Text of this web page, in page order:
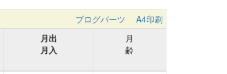
ブログパーツ
A4印刷
月出
月入
月
齢